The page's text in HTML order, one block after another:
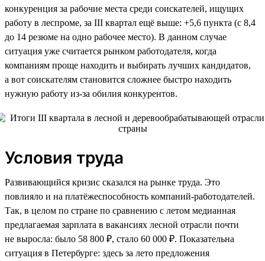
конкуренция за рабочие места среди соискателей, ищущих
работу в леспроме, за III квартал ещё выше: +5,6 пункта (с 8,4
до 14 резюме на одно рабочее место). В данном случае
ситуация уже считается рынком работодателя, когда
компаниям проще находить и выбирать лучших кандидатов,
а вот соискателям становится сложнее быстро находить
нужную работу из-за обилия конкурентов.
Условия труда
Развивающийся кризис сказался на рынке труда. Это
повлияло и на платёжеспособность компаний-работодателей.
Так, в целом по стране по сравнению с летом медианная
предлагаемая зарплата в вакансиях лесной отрасли почти
не выросла: было 58 800 ₽, стало 60 000 ₽. Показательна
ситуация в Петербурге: здесь за лето предложения